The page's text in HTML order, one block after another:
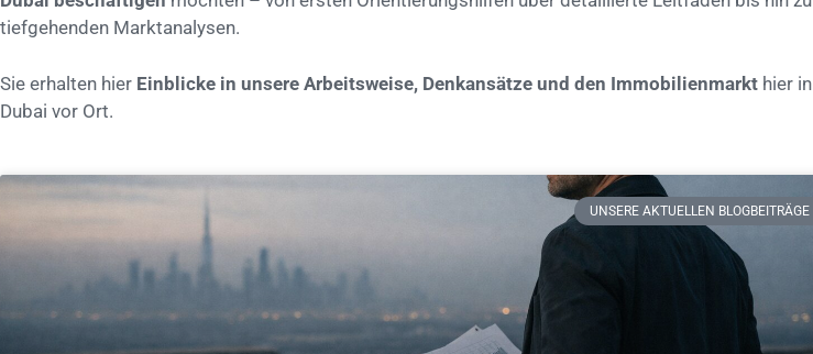
tiefgehenden Marktanalysen.
Sie erhalten hier Einblicke in unsere Arbeitsweise, Denkansätze und den Immobilienmarkt hier in
Dubai vor Ort.
UNSERE AKTUELLEN BLOGBEITRÄGE